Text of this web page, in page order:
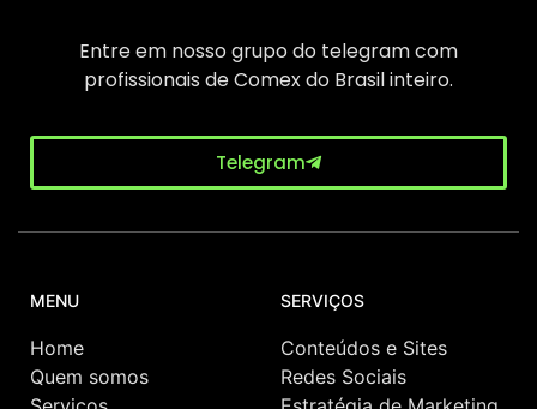
Entre em nosso grupo do telegram com
profissionais de Comex do Brasil inteiro.
Telegram
MENU
Home
Quem somos
SERVIÇOS
Conteúdos e Sites
Redes Sociais